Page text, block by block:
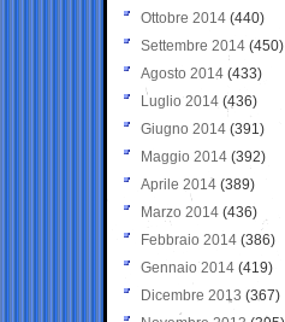
Ottobre 2014 (440)
Settembre 2014 (450)
Agosto 2014 (433)
Luglio 2014 (436)
Giugno 2014 (391)
Maggio 2014 (392)
Aprile 2014 (389)
Marzo 2014 (436)
Febbraio 2014 (386)
Gennaio 2014 (419)
Dicembre 2013 (367)